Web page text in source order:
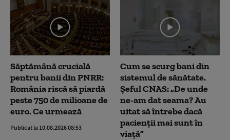
Săptămână crucială
pentru banii din PNRR:
România riscă să piardă
peste 750 de milioane de
euro. Ce urmează
Publicat la 10.08.2026 08:53
Cum se scurg bani din
sistemul de sănătate.
Șeful CNAS: „De unde
ne-am dat seama? Au
uitat să întrebe dacă
pacienții mai sunt în
viață”